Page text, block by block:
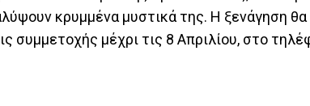
κρυμμένα μυστικά της. Η ξενάγηση θα
συμμετοχής μέχρι τις 8 Απριλίου, στο